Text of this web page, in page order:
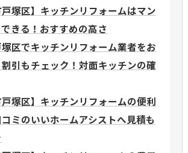
戸塚区】キッチンリフォームはマン
きる！おすすめの高さ
区でキッチンリフォーム業者をお
引もチェック！対面キッチンの確
戸塚区】キッチンリフォームの便利
ミのいいホームアシストへ見積も